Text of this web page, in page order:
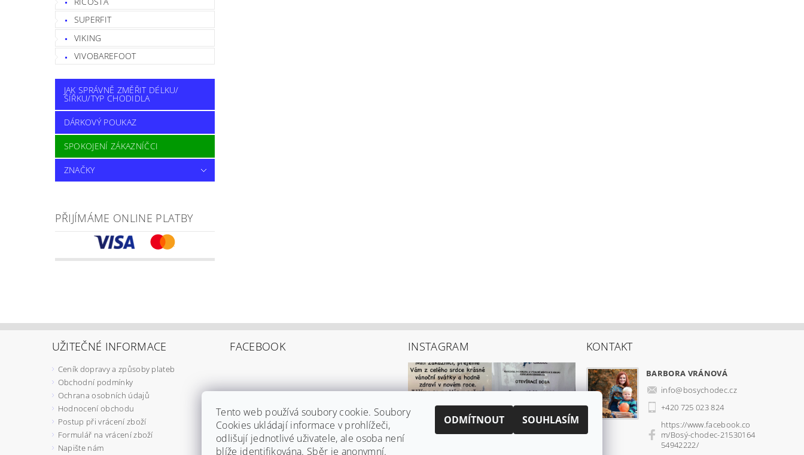
SUPERFIT
VIKING
VIVOBAREFOOT
JAK SPRÁVNĚ ZMĚŘIT DÉLKU/
ŠÍŘKU/TYP CHODIDLA
DÁRKOVÝ POUKAZ
SPOKOJENÍ ZÁKAZNÍČCI
ZNAČKY
PŘIJÍMÁME ONLINE PLATBY
UŽITEČNÉ INFORMACE
Ceník dopravy a způsoby plateb
Obchodní podmínky
Ochrana osobních údajů
Hodnocení obchodu
Postup při vrácení zboží
Formulář na vrácení zboží
Napište nám
FACEBOOK INSTAGRAM KONTAKT
BARBORA VRÁNOVÁ
info@bosychodec.cz
+420 725 023 824
https://www.facebook.co
m/Bosý-chodec-21530164
54942222/
Tento web používá soubory cookie. Soubory
Cookies ukládají informace v prohlížeči,
odlišují jednotlivé uživatele, ale osoba není
blíže identifikována. Sběr je anonymní.
ODMÍTNOUT SOUHLASÍM